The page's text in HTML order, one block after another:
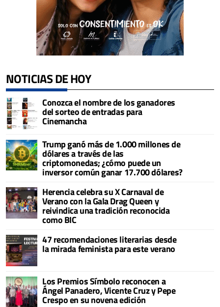
NOTICIAS DE HOY
Conozca el nombre de los ganadores
del sorteo de entradas para
Cinemancha
Trump ganó más de 1.000 millones de
dólares a través de las
criptomonedas; ¿cómo puede un
inversor común ganar 17.700 dólares?
Herencia celebra su X Carnaval de
Verano con la Gala Drag Queen y
reivindica una tradición reconocida
como BIC
47 recomendaciones literarias desde
la mirada feminista para este verano
Los Premios Símbolo reconocen a
Ángel Panadero, Vicente Cruz y Pepe
Crespo en su novena edición